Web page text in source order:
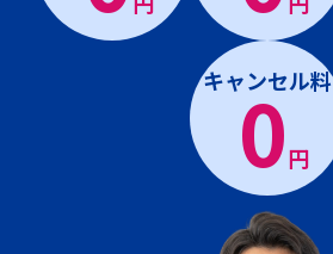
キャンセル料
0円